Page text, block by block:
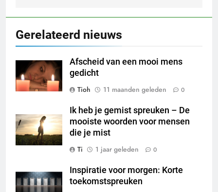
Gerelateerd nieuws
Afscheid van een mooi mens
gedicht
Tioh
11 maanden geleden 0
Ik heb je gemist spreuken – De
mooiste woorden voor mensen
die je mist
Ti
1 jaar geleden 0
Inspiratie voor morgen: Korte
toekomstspreuken